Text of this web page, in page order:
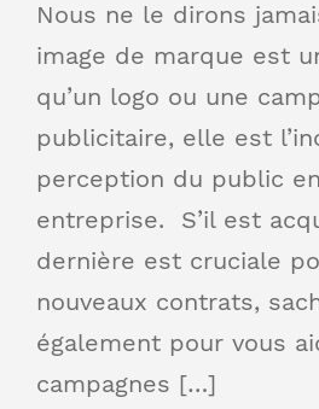
Nous ne le dirons
image de marque est
qu’un logo ou une
publicitaire, elle est
perception du public
entreprise. S’il est
dernière est cruciale
nouveaux contrats,
également pour vous
campagnes […]